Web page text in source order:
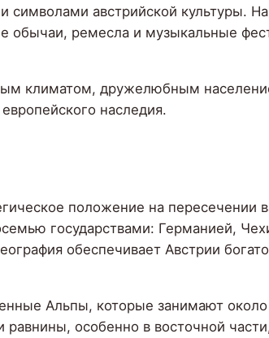
символами австрийской культуры.
обычаи, ремесла и музыкальные
климатом, дружелюбным
наследия.
положение на пересечении
государствами: Германией,
обеспечивает Австрии
Альпы, которые занимают около
особенно в восточной